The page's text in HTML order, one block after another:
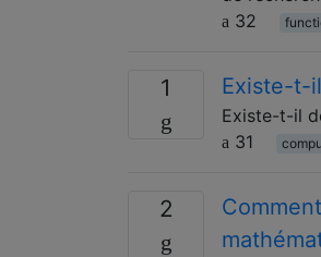
32
1 Existe-t-
Existe-t-il
31
2